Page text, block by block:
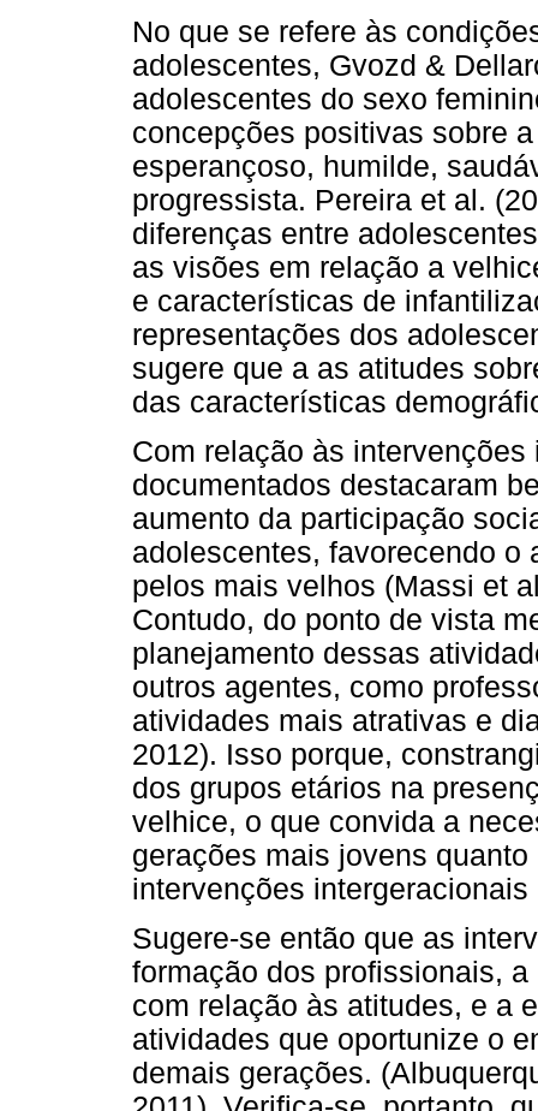
No que se refere às
adolescentes, Gvozd &
adolescentes do sexo
concepções positivas sobre
esperançoso, humilde,
progressista. Pereira et al.
diferenças entre
as visões em relação a
e características de
representações dos
sugere que a as atitudes
das características
Com relação às
documentados destacaram
aumento da participação
adolescentes, favorecendo o
pelos mais velhos (Massi et
Contudo, do ponto de vista
planejamento dessas
outros agentes, como
atividades mais atrativas e
2012). Isso porque,
dos grupos etários na
velhice, o que convida a
gerações mais jovens
intervenções
Sugere-se então que as
formação dos profissionais,
com relação às atitudes, e a
atividades que oportunize o
demais gerações.